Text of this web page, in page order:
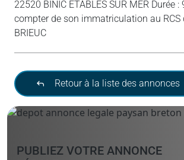
22520 BINIC ETABLES SUR MER Durée :
compter de son immatriculation au RCS
BRIEUC
Retour à la liste des annonces
PUBLIEZ VOTRE ANNONCE